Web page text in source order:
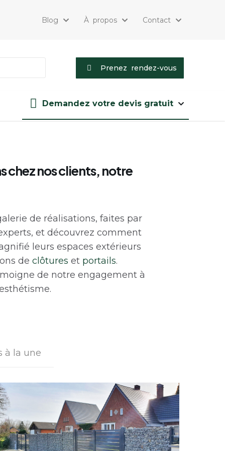
Blog À propos Contact
Prenez rendez-vous
Demandez votre devis gratuit
chez nos clients, notre
de réalisations, faites par
et découvrez comment
leurs espaces extérieurs
de clôtures et portails.
de notre engagement à
à la une
Projet à Baudour